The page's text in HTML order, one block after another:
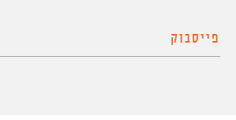
פייסבוק